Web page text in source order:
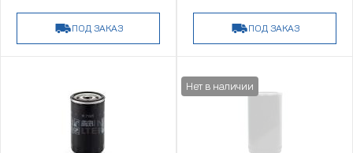
ПОД ЗАКАЗ ПОД ЗАКАЗ